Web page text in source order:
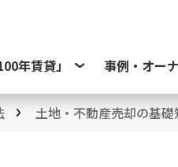
年賃貸」 事例・オー
土地・不動産売却の基礎